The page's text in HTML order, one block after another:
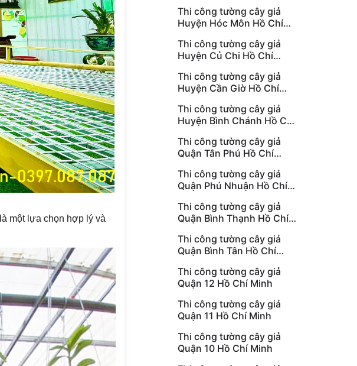
là một lựa chọn hợp lý và
Thi công tường cây giả
Huyện Hóc Môn Hồ Chí
Thi công tường cây giả
Huyện Củ Chi Hồ Chí
Thi công tường cây giả
Huyện Cần Giờ Hồ Chí
Thi công tường cây giả
Huyện Bình Chánh Hồ Chí
Thi công tường cây giả
Quận Tân Phú Hồ Chí
Thi công tường cây giả
Quận Phú Nhuận Hồ Chí
Thi công tường cây giả
Quận Bình Thạnh Hồ Chí
Thi công tường cây giả
Quận Bình Tân Hồ Chí
Thi công tường cây giả
Quận 12 Hồ Chí Minh
Thi công tường cây giả
Quận 11 Hồ Chí Minh
Thi công tường cây giả
Quận 10 Hồ Chí Minh